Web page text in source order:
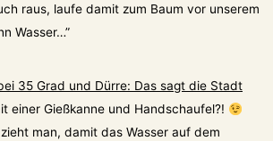
raus, laufe damit zum Baum vor unserem
Wasser…”
35 Grad und Dürre: Das sagt die Stadt
einer Gießkanne und Handschaufel?!
man, damit das Wasser auf dem